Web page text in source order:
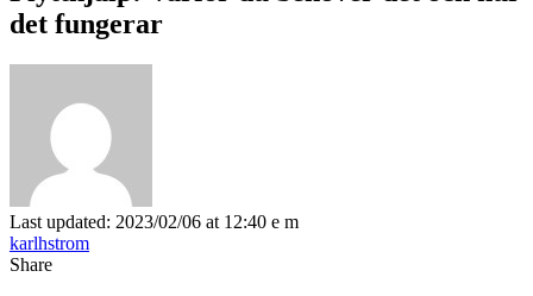
det fungerar
Last updated: 2023/02/06 at 12:40 e m
karlhstrom
Share